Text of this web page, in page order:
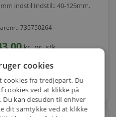
indstil Indstil.: 40-125mm.
735750264
kr.pr. stk.
cookies
cookies fra tredjepart. Du
cookies ved at klikke på
Du kan desuden til enhver
dit samtykke ved at klikke